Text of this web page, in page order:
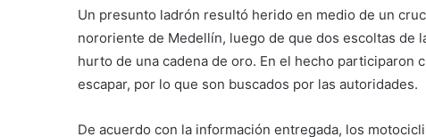
Un presunto ladrón resultó herido en medio de un
nororiente de Medellín, luego de que dos escoltas de
hurto de una cadena de oro. En el hecho
escapar, por lo que son buscados por las autoridades.
De acuerdo con la información entregada, los